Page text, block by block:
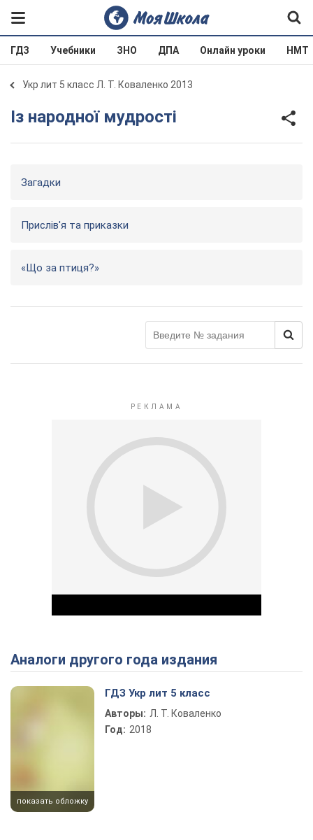
ГДЗ Учебники ЗНО ДПА Онлайн уроки НМТ
Укр лит 5 класс Л. Т. Коваленко 2013
Із народної мудрості
Загадки
Прислів'я та приказки
«Що за птиця?»
Play Video
Аналоги другого года издания
показать обложку
ГДЗ Укр лит 5 класс
Авторы: Л. Т. Коваленко
Год: 2018